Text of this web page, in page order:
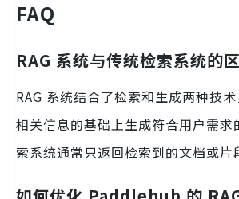
FAQ
RAG 系统与传统检索系统的
RAG 系统结合了检索和生成两种技
相关信息的基础上生成符合用户需求
索系统通常只返回检索到的文档或片